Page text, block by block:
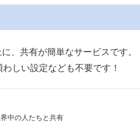
に、共有が簡単なサービスです。
しい設定なども不要です！
中の人たちと共有